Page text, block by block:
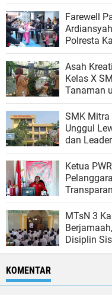
Farewell
Polresta
Asah
Kelas X
Tanaman
SMK Mitra
Unggul
dan
Ketua
MTsN 3
Disiplin
KOMENTAR